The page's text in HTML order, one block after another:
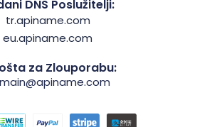
DNS Poslužitelji:
tr.apiname.com
eu.apiname.com
za Zlouporabu: